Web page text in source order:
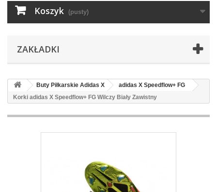
Koszyk (pusty)
ZAKŁADKI
Buty Piłkarskie Adidas X
adidas X Speedflow+ FG
Korki adidas X Speedflow+ FG Wilczy Biały Zawistny